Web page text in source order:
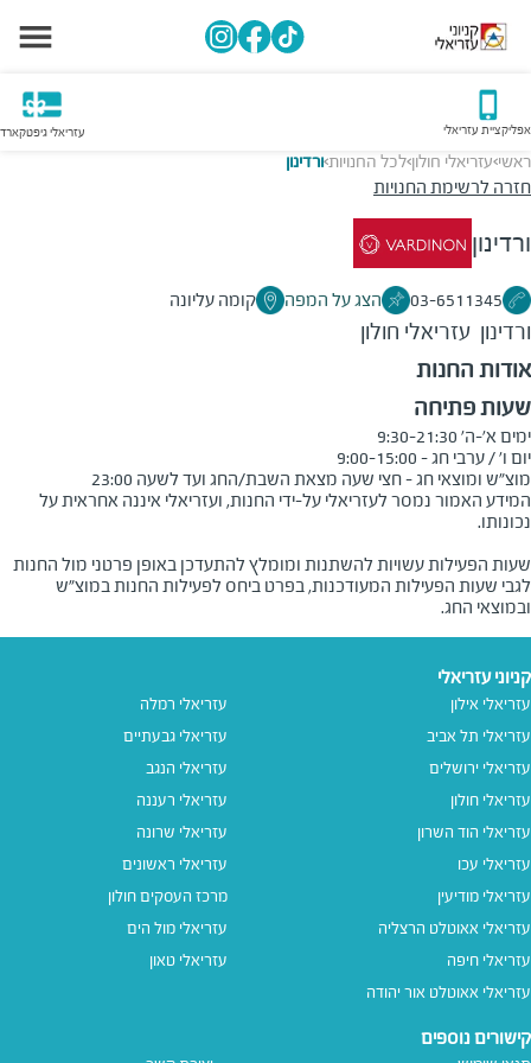
אפליקציית עזריאלי עזריאלי גיפטקארד
ראשי>עזריאלי חולון>לכל החנויות>ורדינון
חזרה לרשימת החנויות
ורדינון
03-6511345 הצג על המפה קומה עליונה
ורדינון עזריאלי חולון
אודות החנות
שעות פתיחה
מוצ"ש ומוצאי חג - חצי שעה מצאת השבת/החג ועד לשעה 23:00
המידע האמור נמסר לעזריאלי על-ידי החנות, ועזריאלי איננה אחראית על
שעות הפעילות עשויות להשתנות ומומלץ להתעדכן באופן פרטני מול החנות
לגבי שעות הפעילות המעודכנות, בפרט ביחס לפעילות החנות במוצ"ש
ובמוצאי החג.
קניוני עזריאלי
עזריאלי אילון
עזריאלי תל אביב
עזריאלי ירושלים
עזריאלי חולון
עזריאלי הוד השרון
עזריאלי עכו
עזריאלי מודיעין
עזריאלי אאוטלט הרצליה
עזריאלי חיפה
עזריאלי אאוטלט אור יהודה
עזריאלי רמלה
עזריאלי גבעתיים
עזריאלי הנגב
עזריאלי רעננה
עזריאלי שרונה
עזריאלי ראשונים
מרכז העסקים חולון
עזריאלי מול הים
עזריאלי טאון
קישורים נוספים